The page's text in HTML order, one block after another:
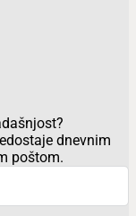
dnevnim
poštom.